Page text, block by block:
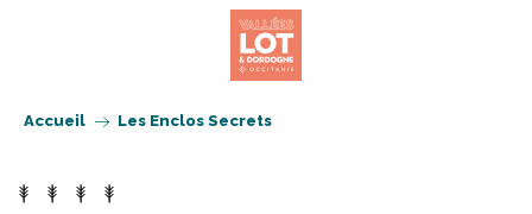
Accueil Les Enclos Secrets